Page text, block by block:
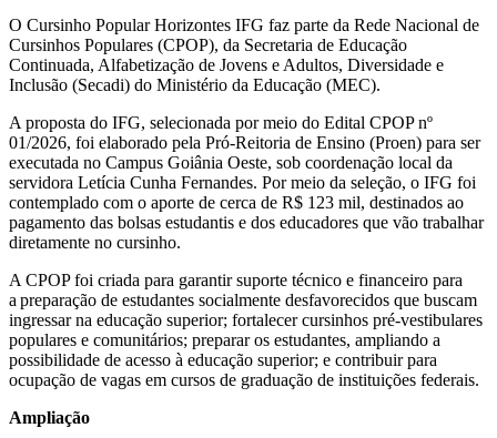
O Cursinho Popular Horizontes IFG faz parte da Rede Nacional de
Cursinhos Populares (CPOP), da Secretaria de Educação
Continuada, Alfabetização de Jovens e Adultos, Diversidade e
Inclusão (Secadi) do Ministério da Educação (MEC).
A proposta do IFG, selecionada por meio do Edital CPOP nº
01/2026, foi elaborado pela Pró-Reitoria de Ensino (Proen) para ser
executada no Campus Goiânia Oeste, sob coordenação local da
servidora Letícia Cunha Fernandes. Por meio da seleção, o IFG foi
contemplado com o aporte de cerca de R$ 123 mil, destinados ao
pagamento das bolsas estudantis e dos educadores que vão trabalhar
diretamente no cursinho.
A CPOP foi criada para garantir suporte técnico e financeiro para
a preparação de estudantes socialmente desfavorecidos que buscam
ingressar na educação superior; fortalecer cursinhos pré-vestibulares
populares e comunitários; preparar os estudantes, ampliando a
possibilidade de acesso à educação superior; e contribuir para
ocupação de vagas em cursos de graduação de instituições federais.
Ampliação